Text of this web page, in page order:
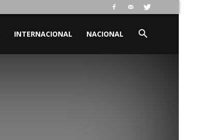
INTERNACIONAL NACIONAL